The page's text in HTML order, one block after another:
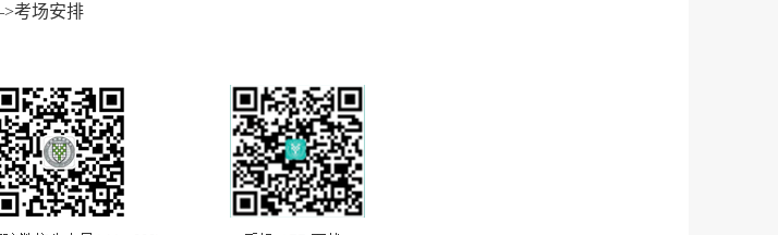
>考场安排